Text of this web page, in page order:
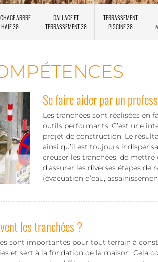
ARBRE
HAIE 38
DALLAGE ET
TERRASSEMENT 38
TERRASSEMENT
PISCINE 38
Se faire aider par un
Les tranchées sont réalisées en
outils performants. C’est une
projet de construction. Le
ainsi qu’il est toujours
creuser les tranchées, de
d’assurer les diverses étapes de
(évacuation d’eau,
les tranchées ?
sont importantes pour tout terrain à
et sert à la fondation de la maison. Cela